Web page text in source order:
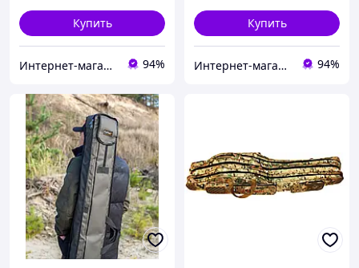
Купить
Интернет-магазин рыболовных товаров "Планета рыбака" 94%
Купить
Интернет-магазин рыболовных товаров "Планета рыбака" 94%